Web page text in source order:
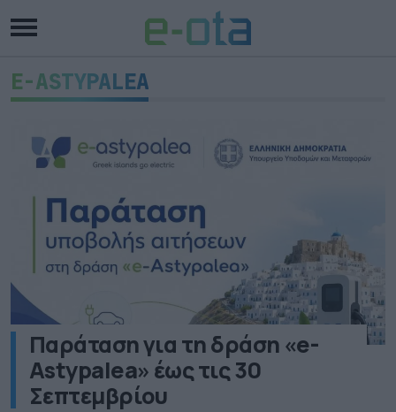
E-ASTYPALEA
Παράταση για τη δράση «e-
Astypalea» έως τις 30
Σεπτεμβρίου